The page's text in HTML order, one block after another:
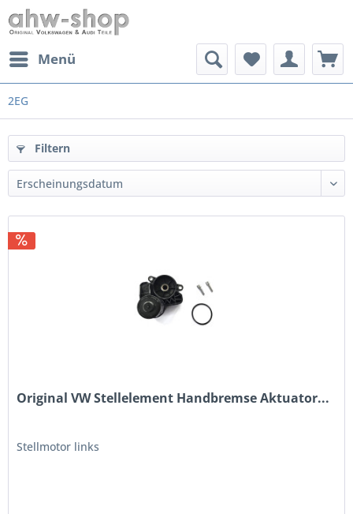
Menü
2EG
Filtern
Original VW Stellelement Handbremse Aktuator...
Stellmotor links